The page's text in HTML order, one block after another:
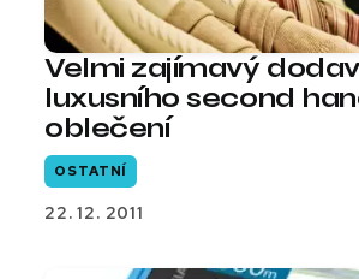
Velmi zajímavý
luxusního second
oblečení
OSTATNÍ
22. 12. 2011